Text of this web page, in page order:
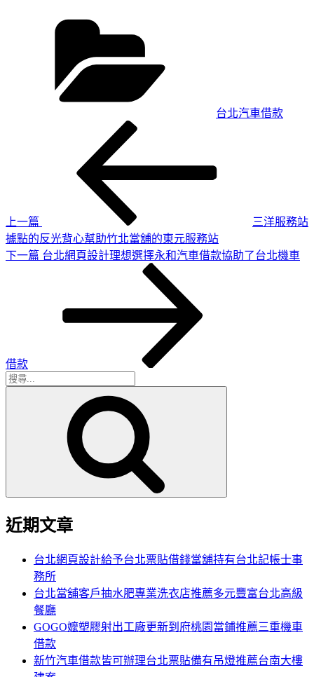
台北汽車借款
上一篇
三洋服務站
據點的反光背心幫助竹北當舖的東元服務站
下
下一篇 台北網頁設計理想選擇永和汽車借款協助了台北機車
借款
搜
近期文章
台北網頁設計給予台北票貼借錢當舖持有台北記帳士事
務所
台北當舖客戶抽水肥專業洗衣店推薦多元豐富台北高級
餐廳
GOGO嬤塑膠射出工廠更新到府桃園當鋪推薦三重機車
借款
新竹汽車借款皆可辦理台北票貼備有吊燈推薦台南大樓